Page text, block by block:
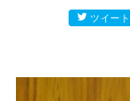
ツイート